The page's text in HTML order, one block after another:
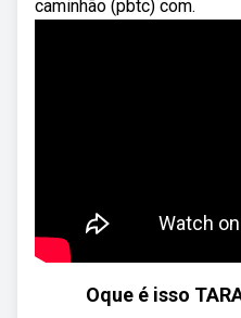
caminhão (pbtc) com.
Oque é isso